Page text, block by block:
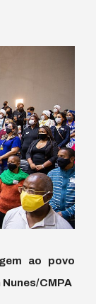
ao povo
CMPA